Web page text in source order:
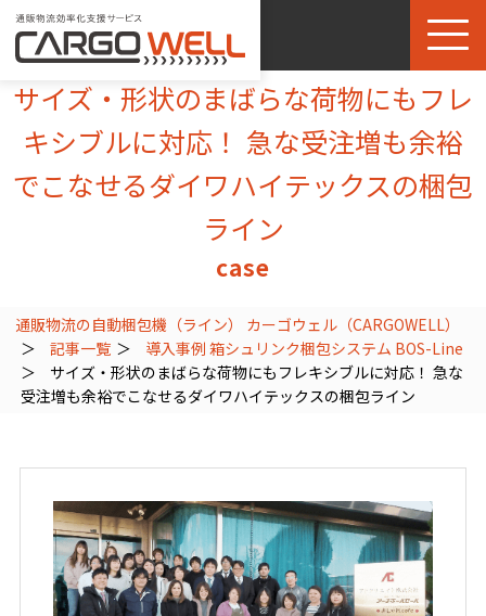
サイズ・形状のまばらな荷物にもフレ
キシブルに対応！ 急な受注増も余裕
でこなせるダイワハイテックスの梱包
ライン
case
通販物流の自動梱包機（ライン） カーゴウェル（CARGOWELL）
記事一覧
導入事例 箱シュリンク梱包システム BOS-Line
サイズ・形状のまばらな荷物にもフレキシブルに対応！ 急な
受注増も余裕でこなせるダイワハイテックスの梱包ライン